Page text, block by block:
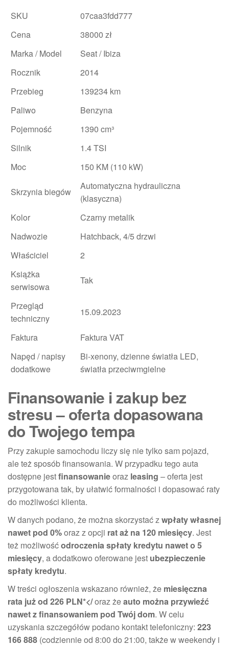
SKU
07caa3fdd777
Cena
38000 zł
Marka / Model
Seat / Ibiza
Rocznik
2014
Przebieg
139234 km
Paliwo
Benzyna
Pojemność
1390 cm³
Silnik
1.4 TSI
Moc
150 KM (110 kW)
Skrzynia biegów
Automatyczna hydrauliczna
(klasyczna)
Kolor
Czarny metalik
Nadwozie
Hatchback, 4/5 drzwi
Właściciel
2
Książka
serwisowa
Tak
Przegląd
techniczny
15.09.2023
Faktura
Faktura VAT
Napęd / napisy
dodatkowe
Bi-xenony, dzienne światła LED,
światła przeciwmgielne
Finansowanie i zakup bez
stresu – oferta dopasowana
do Twojego tempa
Przy zakupie samochodu liczy się nie tylko sam pojazd,
ale też sposób finansowania. W przypadku tego auta
dostępne jestfinansowanieoraz leasing – oferta jest
przygotowana tak, by ułatwić formalności i dopasować raty
do możliwości klienta.
W danych podano, że można skorzystać zwpłaty własnej
nawet pod 0%oraz z opcji rat aż na 120 miesięcy. Jest
też możliwośćodroczenia spłaty kredytu nawet o 5
miesięcy, a dodatkowo oferowane jest ubezpieczenie
spłaty kredytu.
W treści ogłoszenia wskazano również, że miesięczna
rata już od 226 PLN*</oraz żeauto można przywieźć
nawet z finansowaniem pod Twój dom. W celu
uzyskania szczegółów podano kontakt telefoniczny: 223
166 888 (codziennie od 8:00 do 21:00, także w weekendy i